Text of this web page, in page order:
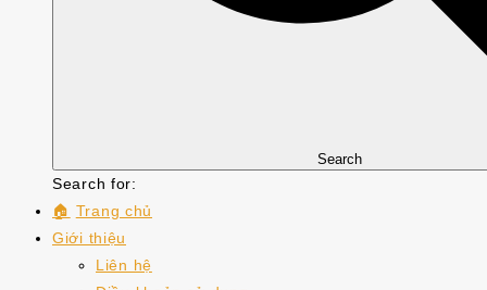
Search
Search for:
🏠 Trang chủ
Giới thiệu
Liên hệ